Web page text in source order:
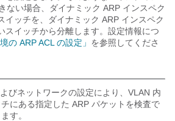
ない場合、ダイナミック ARP インスペク
イッチを、ダイナミック ARP インスペク
スイッチから分離します。設定情報につ
の ARP ACL の設定」 を参照してくださ
びネットワークの設定により、VLAN 内
にある指定した ARP パケットを検査で
す。